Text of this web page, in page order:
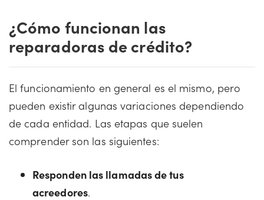
¿Cómo funcionan las
reparadoras de crédito?
El funcionamiento en general es el mismo, pero
pueden existir algunas variaciones dependiendo
de cada entidad. Las etapas que suelen
comprender son las siguientes:
Responden las llamadas de tus
acreedores.